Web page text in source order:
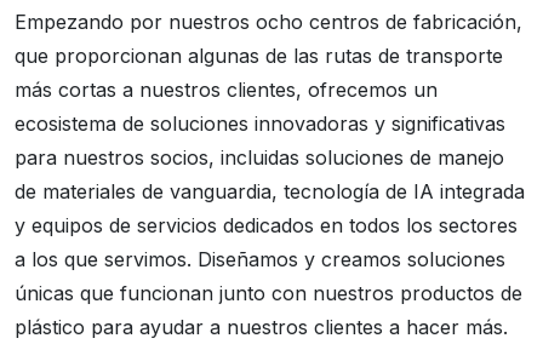
Empezando por nuestros ocho centros de fabricación,
que proporcionan algunas de las rutas de transporte
más cortas a nuestros clientes, ofrecemos un
ecosistema de soluciones innovadoras y significativas
para nuestros socios, incluidas soluciones de manejo
de materiales de vanguardia, tecnología de IA integrada
y equipos de servicios dedicados en todos los sectores
a los que servimos. Diseñamos y creamos soluciones
únicas que funcionan junto con nuestros productos de
plástico para ayudar a nuestros clientes a hacer más.